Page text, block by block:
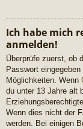
Ich habe mich
anmelden!
Überprüfe zuerst, ob
Passwort
Möglichkeiten. Wenn
du unter 13 Jahre alt
Wenn dies nicht der
werden. Bei einigen